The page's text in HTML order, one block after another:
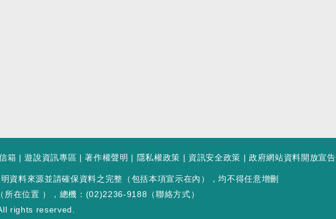
箱 |遊說資訊專區 |著作權聲明 | 隱私權政策 | 資訊安全政策 |政府網站資料開放宣告
資料來源並請確保資料之完整（包括本項宣示在內），均不得任意增刪
所在位置 ），總機：(02)2236-9188（聯絡方式）
rights reserved.